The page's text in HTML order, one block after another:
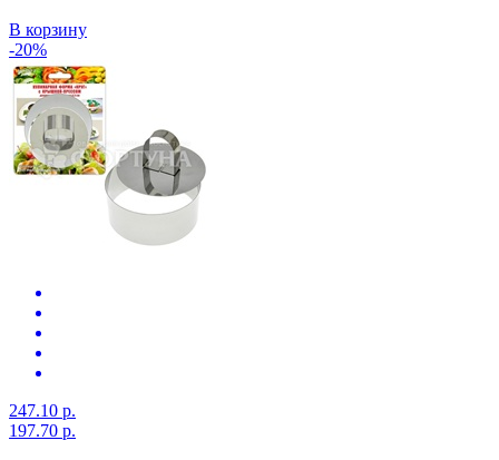
В корзину
-20%
247.10 р.
197.70 р.